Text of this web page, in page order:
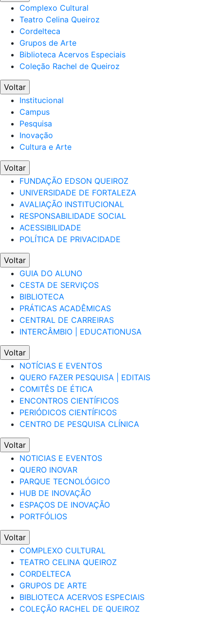
Complexo Cultural
Teatro Celina Queiroz
Cordelteca
Grupos de Arte
Biblioteca Acervos Especiais
Coleção Rachel de Queiroz
Voltar
Institucional
Campus
Pesquisa
Inovação
Cultura e Arte
Voltar
FUNDAÇÃO EDSON QUEIROZ
UNIVERSIDADE DE FORTALEZA
AVALIAÇÃO INSTITUCIONAL
RESPONSABILIDADE SOCIAL
ACESSIBILIDADE
POLÍTICA DE PRIVACIDADE
Voltar
GUIA DO ALUNO
CESTA DE SERVIÇOS
BIBLIOTECA
PRÁTICAS ACADÊMICAS
CENTRAL DE CARREIRAS
INTERCÂMBIO | EDUCATIONUSA
Voltar
NOTÍCIAS E EVENTOS
QUERO FAZER PESQUISA | EDITAIS
COMITÊS DE ÉTICA
ENCONTROS CIENTÍFICOS
PERIÓDICOS CIENTÍFICOS
CENTRO DE PESQUISA CLÍNICA
Voltar
NOTICIAS E EVENTOS
QUERO INOVAR
PARQUE TECNOLÓGICO
HUB DE INOVAÇÃO
ESPAÇOS DE INOVAÇÃO
PORTFÓLIOS
Voltar
COMPLEXO CULTURAL
TEATRO CELINA QUEIROZ
CORDELTECA
GRUPOS DE ARTE
BIBLIOTECA ACERVOS ESPECIAIS
COLEÇÃO RACHEL DE QUEIROZ